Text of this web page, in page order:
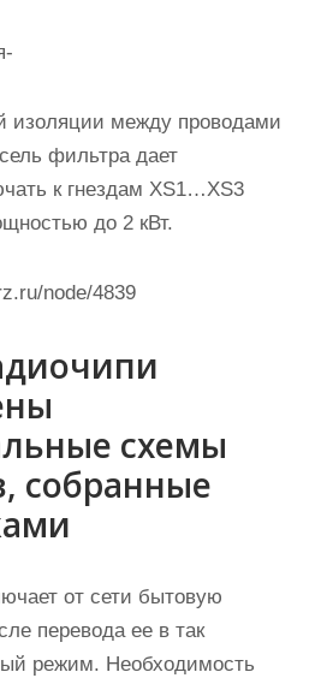
изоляции между проводами
фильтра дает
к гнездам XS1…XS3
до 2 кВт.
node/4839
схемы
собранные
от сети бытовую
перевода ее в так
режим. Необходимость